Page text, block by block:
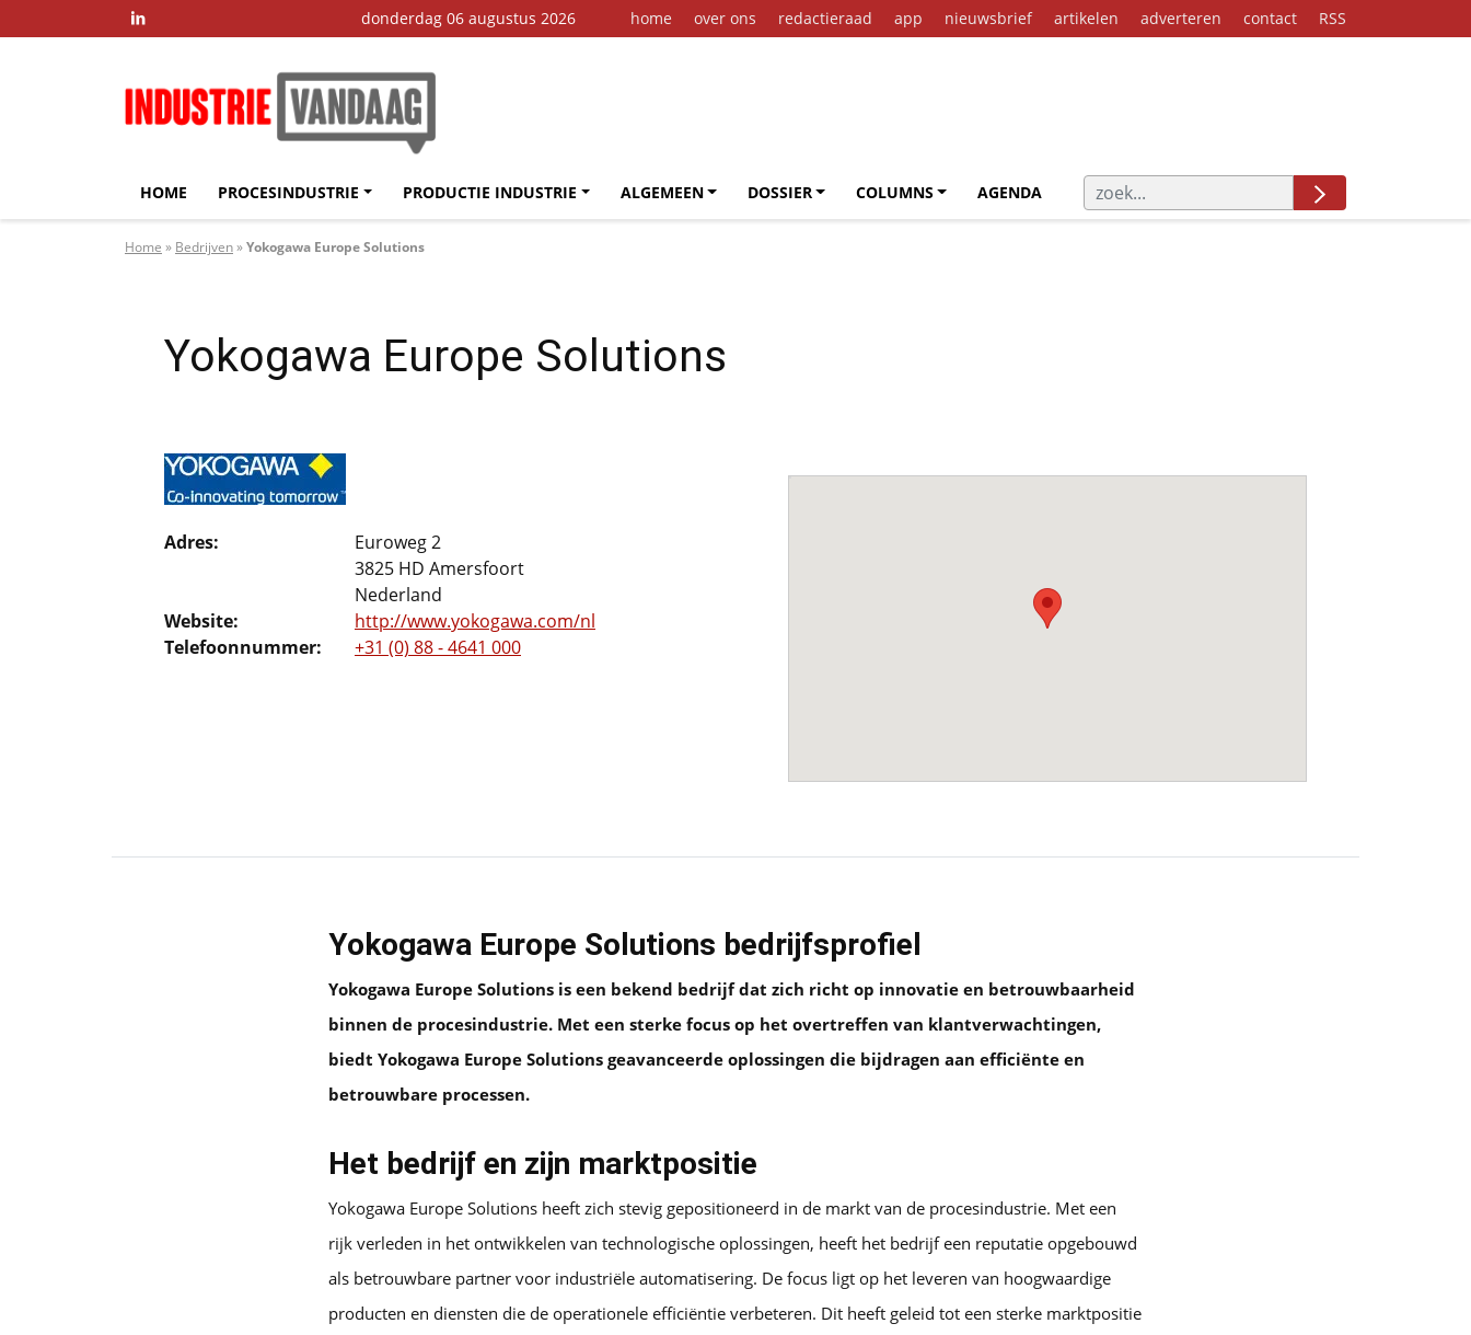
 donderdag 06 augustus 2026 home over ons redactieraad app nieuwsbrief artikelen adverteren contact RSS
HOME PROCESINDUSTRIE PRODUCTIE INDUSTRIE ALGEMEEN DOSSIER COLUMNS AGENDA
Home » Bedrijven»Yokogawa Europe Solutions
Yokogawa Europe Solutions
Adres:
Euroweg 2
3825 HD Amersfoort
Nederland
Website:
http://www.yokogawa.com/nl
Telefoonnummer:
+31 (0) 88 - 4641 000
Yokogawa Europe Solutions bedrijfsprofiel
Yokogawa Europe Solutions is een bekend bedrijf dat zich richt op innovatie en betrouwbaarheid
binnen de procesindustrie. Met een sterke focus op het overtreffen van klantverwachtingen,
biedt Yokogawa Europe Solutions geavanceerde oplossingen die bijdragen aan efficiënte en
betrouwbare processen.
Het bedrijf en zijn marktpositie
Yokogawa Europe Solutions heeft zich stevig gepositioneerd in de markt van de procesindustrie. Met een
rijk verleden in het ontwikkelen van technologische oplossingen, heeft het bedrijf een reputatie opgebouwd
als betrouwbare partner voor industriële automatisering. De focus ligt op het leveren van hoogwaardige
producten en diensten die de operationele efficiëntie verbeteren. Dit heeft geleid tot een sterke marktpositie